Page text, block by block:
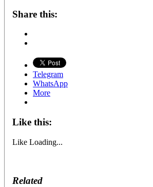
Share this:
Telegram
WhatsApp
More
Like this:
Like Loading...
Related